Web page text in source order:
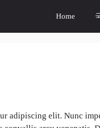
Home
adipiscing elit. Nunc